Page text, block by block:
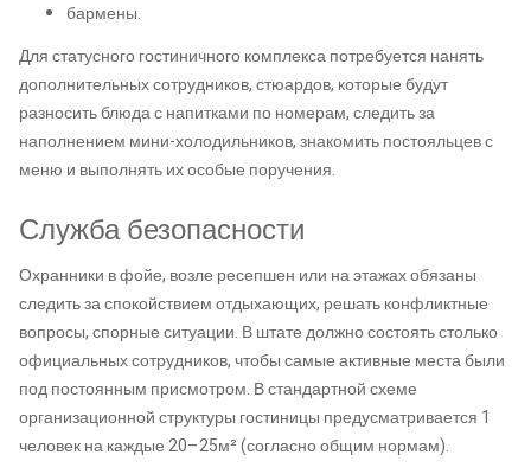
бармены.
Для статусного гостиничного комплекса потребуется нанять
дополнительных сотрудников, стюардов, которые будут
разносить блюда с напитками по номерам, следить за
наполнением мини-холодильников, знакомить постояльцев с
меню и выполнять их особые поручения.
Служба безопасности
Охранники в фойе, возле ресепшен или на этажах обязаны
следить за спокойствием отдыхающих, решать конфликтные
вопросы, спорные ситуации. В штате должно состоять столько
официальных сотрудников, чтобы самые активные места были
под постоянным присмотром. В стандартной схеме
организационной структуры гостиницы предусматривается 1
человек на каждые 20–25м² (согласно общим нормам).